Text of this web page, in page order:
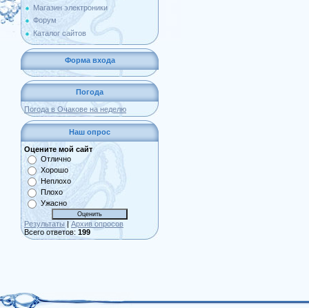
Магазин электроники
Форум
Каталог сайтов
Форма входа
Погода
Погода в Очакове на неделю
Наш опрос
Оцените мой сайт
Отлично
Хорошо
Неплохо
Плохо
Ужасно
Результаты | Архив опросов
Всего ответов: 199